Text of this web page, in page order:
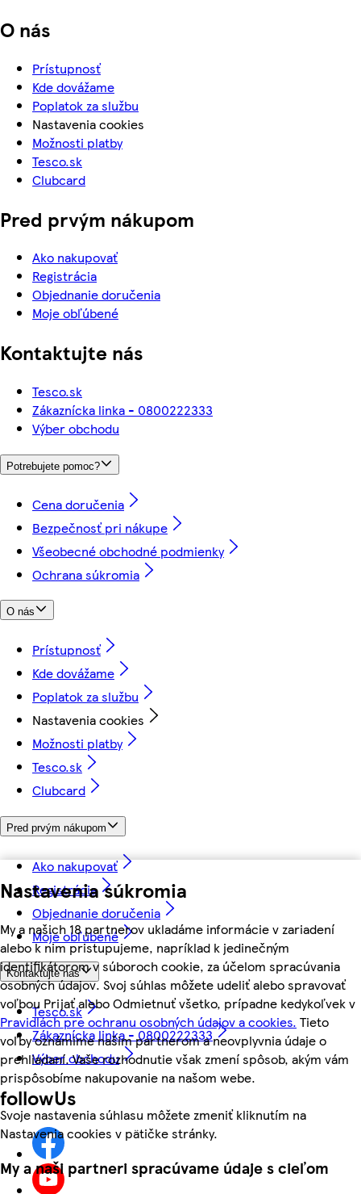
Nastavenia súkromia
My a našich 18 partnerov ukladáme informácie v zariadení
alebo k nim pristupujeme, napríklad k jedinečným
identifikátorom v súboroch cookie, za účelom spracúvania
osobných údajov. Svoj súhlas môžete udeliť alebo spravovať
voľbou Prijať alebo Odmietnuť všetko, prípadne kedykoľvek v
Pravidlách pre ochranu osobných údajov a cookies. Tieto
voľby oznámime našim partnerom a neovplyvnia údaje o
prehliadaní. Vaše rozhodnutie však zmení spôsob, akým vám
prispôsobíme nakupovanie na našom webe.
Svoje nastavenia súhlasu môžete zmeniť kliknutím na
Nastavenia cookies v pätičke stránky.
My a naši partneri spracúvame údaje s cieľom
O nás
Prístupnosť
Kde dovážame
Poplatok za službu
Nastavenia cookies
Možnosti platby
Tesco.sk
Clubcard
Pred prvým nákupom
Ako nakupovať
Registrácia
Objednanie doručenia
Moje obľúbené
Kontaktujte nás
Tesco.sk
Zákaznícka linka - 0800222333
Výber obchodu
Potrebujete pomoc?
Cena doručenia
Bezpečnosť pri nákupe
Všeobecné obchodné podmienky
Ochrana súkromia
O nás
Prístupnosť
Kde dovážame
Poplatok za službu
Nastavenia cookies
Možnosti platby
Tesco.sk
Clubcard
Pred prvým nákupom
Ako nakupovať
Registrácia
Objednanie doručenia
Moje obľúbené
Kontaktujte nás
Tesco.sk
Zákaznícka linka - 0800222333
Výber obchodu
followUs